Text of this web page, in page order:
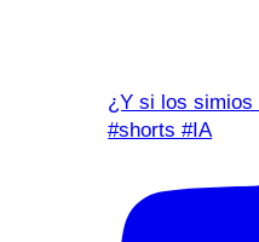
¿Y si los simios
#shorts #IA